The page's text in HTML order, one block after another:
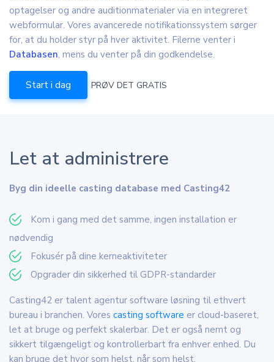
optagelser og andre auditionmaterialer via en integreret
webformular. Vores avancerede notifikationssystem sørger
for, at du holder styr på hver aktivitet. Filerne venter i
Databasen, mens du venter på din godkendelse.
Start i dag PRØV DET GRATIS
Let at administrere
Byg din ideelle casting database med Casting42
Kom i gang med det samme, ingen installation er
nødvendig
Fokusér på dine kerneaktiviteter
Opgrader din sikkerhed til GDPR-standarder
Casting42 er talent agentur software løsning til ethvert
bureau i branchen. Vores casting software er cloud-baseret,
let at bruge og perfekt skalerbar. Det er også nemt og
sikkert tilgængeligt og kontrollerbart fra enhver enhed. Du
kan bruge det hvor som helst, når som helst.